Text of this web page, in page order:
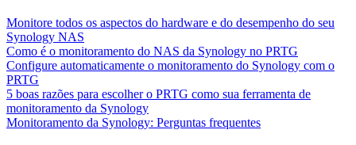
Monitore todos os aspectos do hardware e do desempenho do seu
Synology NAS
Como é o monitoramento do NAS da Synology no PRTG
Configure automaticamente o monitoramento do Synology com o
PRTG
5 boas razões para escolher o PRTG como sua ferramenta de
monitoramento da Synology
Monitoramento da Synology: Perguntas frequentes